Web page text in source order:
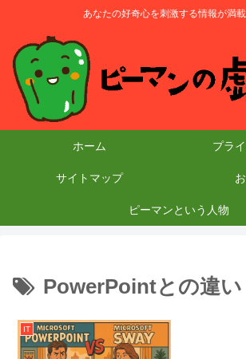
あなたの好奇心を刺激する情報が満載
ホーム プラ
サイトマップ
ピーマンという人物
PowerPointとの違い
IT